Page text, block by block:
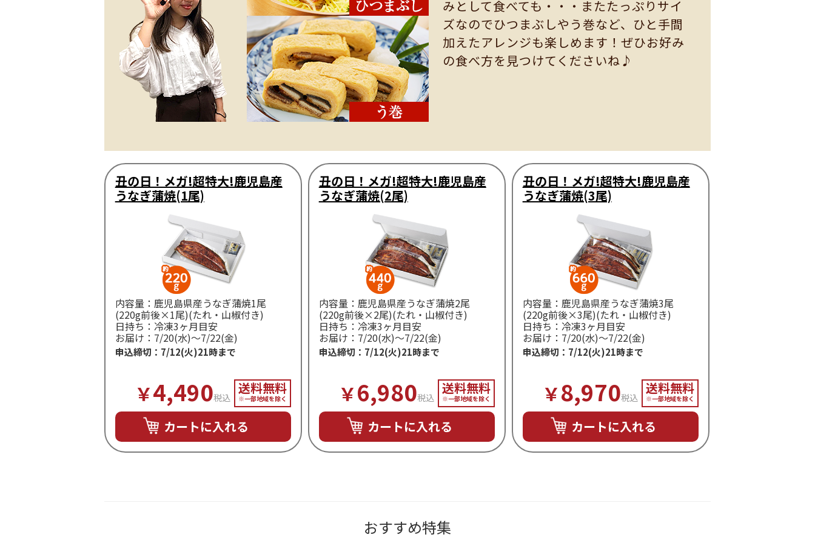
みとして食べても・・・またたっぷりサイ
ズなのでひつまぶしやう巻など、ひと手間
加えたアレンジも楽しめます！ぜひお好み
の食べ方を見つけてくださいね♪
丑の日！メガ!超特大!鹿児島産
うなぎ蒲焼(1尾)
内容量：鹿児島県産うなぎ蒲焼1尾
(220g前後×1尾)(たれ・山椒付き)
日持ち：冷凍3ヶ月目安
お届け：7/20(水)～7/22(金)
申込締切：7/12(火)21時まで
￥4,490税込
送料無料
※一部地域を除く
カートに入れる
丑の日！メガ!超特大!鹿児島産
うなぎ蒲焼(2尾)
内容量：鹿児島県産うなぎ蒲焼2尾
(220g前後×2尾)(たれ・山椒付き)
日持ち：冷凍3ヶ月目安
お届け：7/20(水)～7/22(金)
申込締切：7/12(火)21時まで
￥6,980税込
送料無料
※一部地域を除く
カートに入れる
丑の日！メガ!超特大!鹿児島産
うなぎ蒲焼(3尾)
内容量：鹿児島県産うなぎ蒲焼3尾
(220g前後×3尾)(たれ・山椒付き)
日持ち：冷凍3ヶ月目安
お届け：7/20(水)～7/22(金)
申込締切：7/12(火)21時まで
￥8,970税込
送料無料
※一部地域を除く
カートに入れる
おすすめ特集